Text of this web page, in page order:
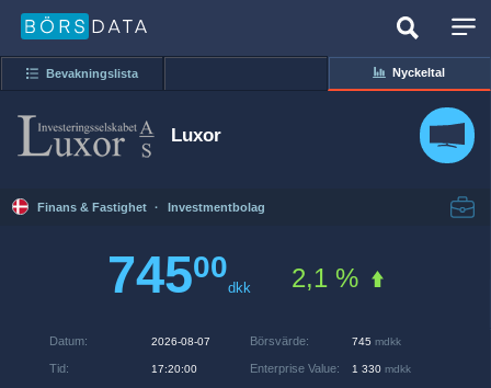
Bevakningslista Nyckeltal
Luxor
Finans & Fastighet · Investmentbolag
74500
dkk 2,1 %
Datum: 2026-08-07
Tid: 17:20:00
Börsvärde: 745 mdkk
Enterprise Value: 1 330 mdkk